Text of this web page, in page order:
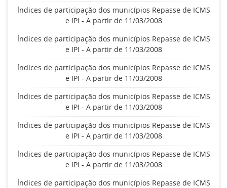
Índices de participação dos municípios Repasse de ICMS
e IPI - A partir de 11/03/2008
Índices de participação dos municípios Repasse de ICMS
e IPI - A partir de 11/03/2008
Índices de participação dos municípios Repasse de ICMS
e IPI - A partir de 11/03/2008
Índices de participação dos municípios Repasse de ICMS
e IPI - A partir de 11/03/2008
Índices de participação dos municípios Repasse de ICMS
e IPI - A partir de 11/03/2008
Índices de participação dos municípios Repasse de ICMS
e IPI - A partir de 11/03/2008
Índices de participação dos municípios Repasse de ICMS